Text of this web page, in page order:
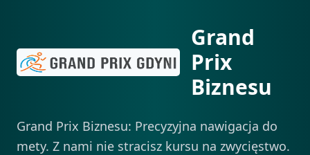
Grand
Prix
Biznesu
Grand Prix Biznesu: Precyzyjna nawigacja do
mety. Z nami nie stracisz kursu na zwycięstwo.